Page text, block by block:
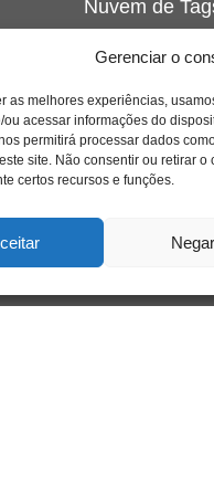
Gerenciar o
as melhores experiências,
ou acessar informações do
permitirá processar dados
site. Não consentir ou retirar o
certos recursos e funções.
Negar
Nuvem de
crianca cuidado
educação
freud infância
loucura luto
psicologia